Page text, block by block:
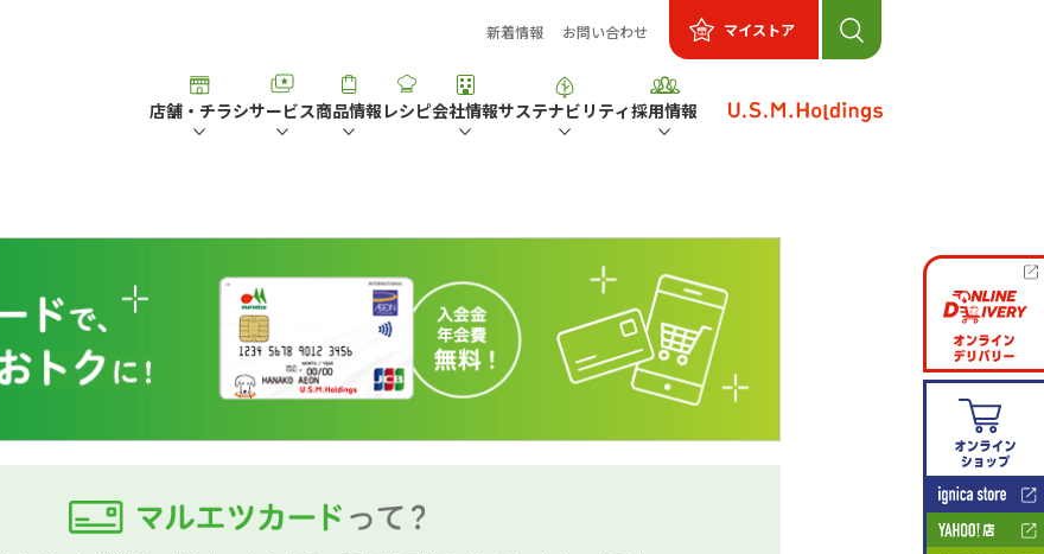
新着情報 お問い合わせ マイストア
店舗・チラシサービス商品情報 レシピ会社情報サステナビリティ採用情報